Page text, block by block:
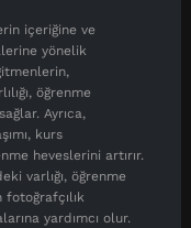
içeriğine ve
yönelik
öğrenme
Ayrıca,
kurs
heveslerini artırır.
varlığı, öğrenme
fotoğrafçılık
yardımcı olur.